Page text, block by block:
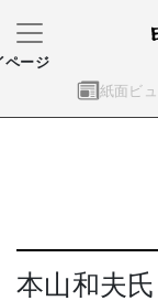
紙面ビ
ページ
本山和夫